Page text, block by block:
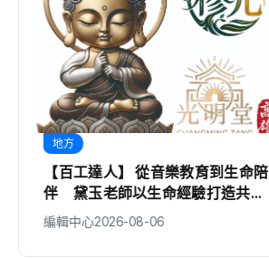
地方
【百工達人】 從音樂教育到生命陪
伴 黛玉老師以生命經驗打造共學
平台
編輯中心2026-08-06